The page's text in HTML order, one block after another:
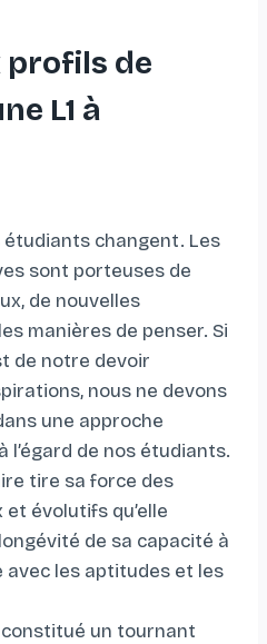
profils de
L1 à
changent. Les
sont porteuses de
de nouvelles
manières de penser. Si
de notre devoir
nous ne devons
une approche
de nos étudiants.
tire sa force des
évolutifs qu’elle
de sa capacité à
avec les aptitudes et les
un tournant